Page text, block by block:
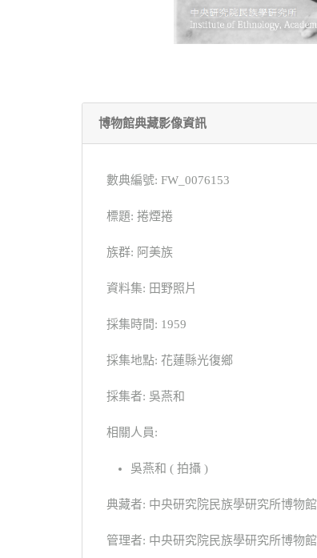
博物館典藏影像資訊
數典編號: FW_0076153
標題: 捲煙捲
族群: 阿美族
資料集: 田野照片
採集時間: 1959
採集地點: 花蓮縣光復鄉
採集者: 吳燕和
相關人員:
吳燕和 ( 拍攝 )
典藏者: 中央研究院民族學研究所博物館
管理者: 中央研究院民族學研究所博物館